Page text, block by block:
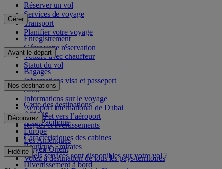
Réserver un vol
Services de voyage
Transport
Planifier votre voyage
Gérer
Enregistrement
Gérer votre réservation
Voiture avec chauffeur
Statut du vol
Avant le départ
Bagages
Informations visa et passeport
Santé
Informations sur le voyage
Aéroport international de Dubai
Depuis et vers l’aéroport
Règles et avertissements
Nos destinations
Carte des destinations
Afrique
Asie-Pacifique
Europe
Les Amériques
Moyen-Orient
Volez à destination de tous les pays/territoires
Découvrez
Caractéristiques des cabines
Boutique Emirates
Quels services sont disponibles sur votre vol ?
Divertissement à bord
Fidélité